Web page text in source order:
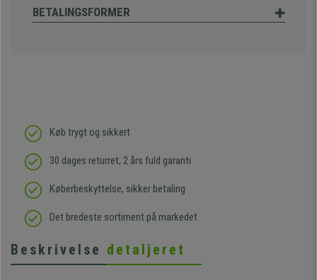
BETALINGSFORMER
Køb trygt og sikkert
30 dages returret, 2 års fuld garanti
Køberbeskyttelse, sikker betaling
Det bredeste sortiment på markedet
Beskrivelse detaljeret